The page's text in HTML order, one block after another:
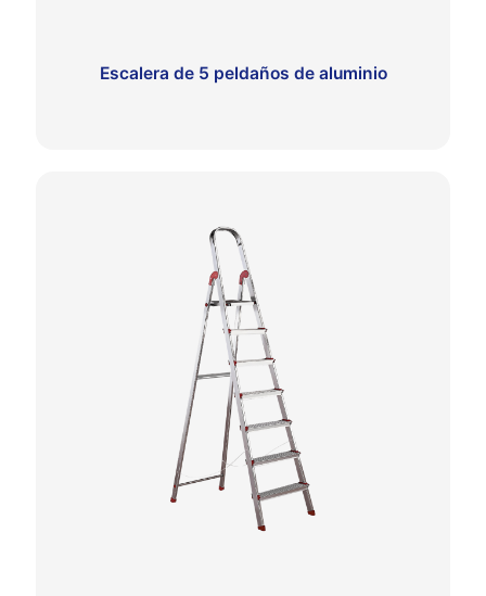
Escalera de 5 peldaños de aluminio